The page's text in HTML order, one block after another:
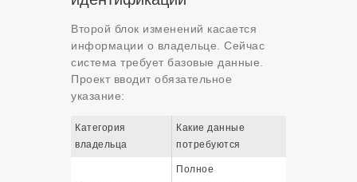
Второй блок изменений касается
информации о владельце. Сейчас
система требует базовые данные.
Проект вводит обязательное
указание:
Категория
владельца
Какие данные
потребуются
Полное